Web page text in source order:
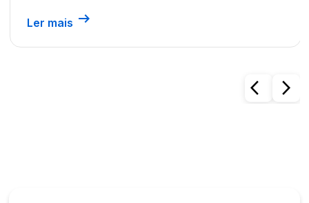
Ler mais arrow_right_alt
arrow_back_ios arrow_forward_ios